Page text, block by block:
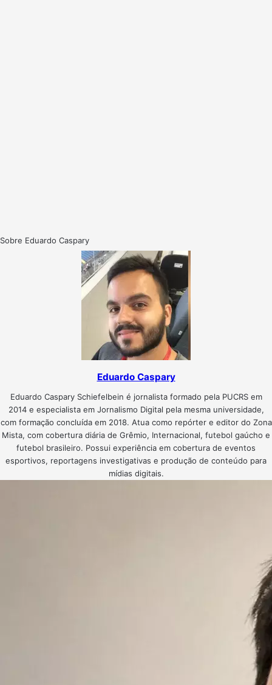
Sobre Eduardo Caspary
Eduardo Caspary
Eduardo Caspary Schiefelbein é jornalista formado pela PUCRS em
2014 e especialista em Jornalismo Digital pela mesma universidade,
com formação concluída em 2018. Atua como repórter e editor do Zona
Mista, com cobertura diária de Grêmio, Internacional, futebol gaúcho e
futebol brasileiro. Possui experiência em cobertura de eventos
esportivos, reportagens investigativas e produção de conteúdo para
mídias digitais.